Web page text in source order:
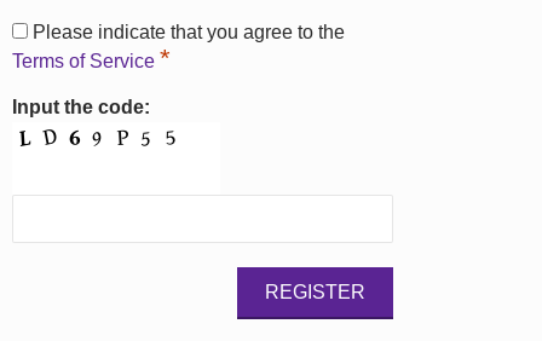
Please indicate that you agree to the
Terms of Service *
Input the code: